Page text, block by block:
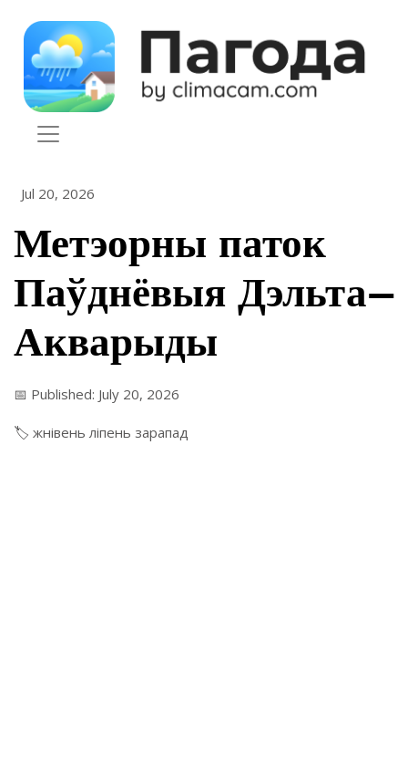
Jul 20, 2026
Метэорны паток
Паўднёвыя Дэльта-
Акварыды
📅 Published: July 20, 2026
🏷️ жнівень ліпень зарапад